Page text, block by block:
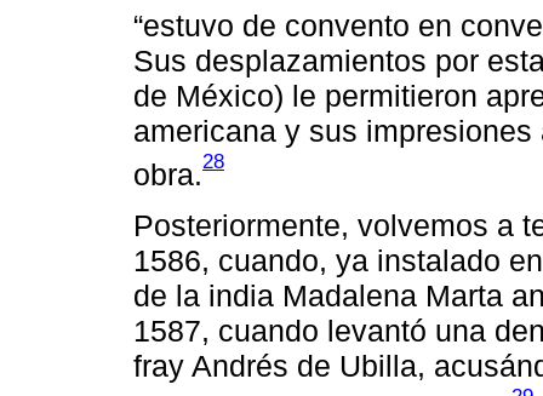
“estuvo de convento en
Sus desplazamientos por
de México) le permitieron
americana y sus
obra.28
Posteriormente, volvemos a
1586, cuando, ya instalado
de la india Madalena Marta
1587, cuando levantó una
fray Andrés de Ubilla,